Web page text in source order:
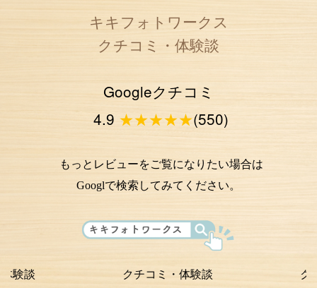
キキフォトワークス
クチコミ・体験談
Googleクチコミ
4.9 ★★★★★(550)
もっとレビューをご覧になりたい場合は
Googlで検索してみてください。
クチコミ・体験談 クチコミ・